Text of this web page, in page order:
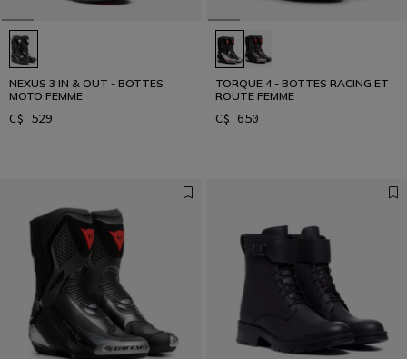
NEXUS 3 IN & OUT - BOTTES
MOTO FEMME
C$ 529
TORQUE 4 - BOTTES RACING ET
ROUTE FEMME
C$ 650